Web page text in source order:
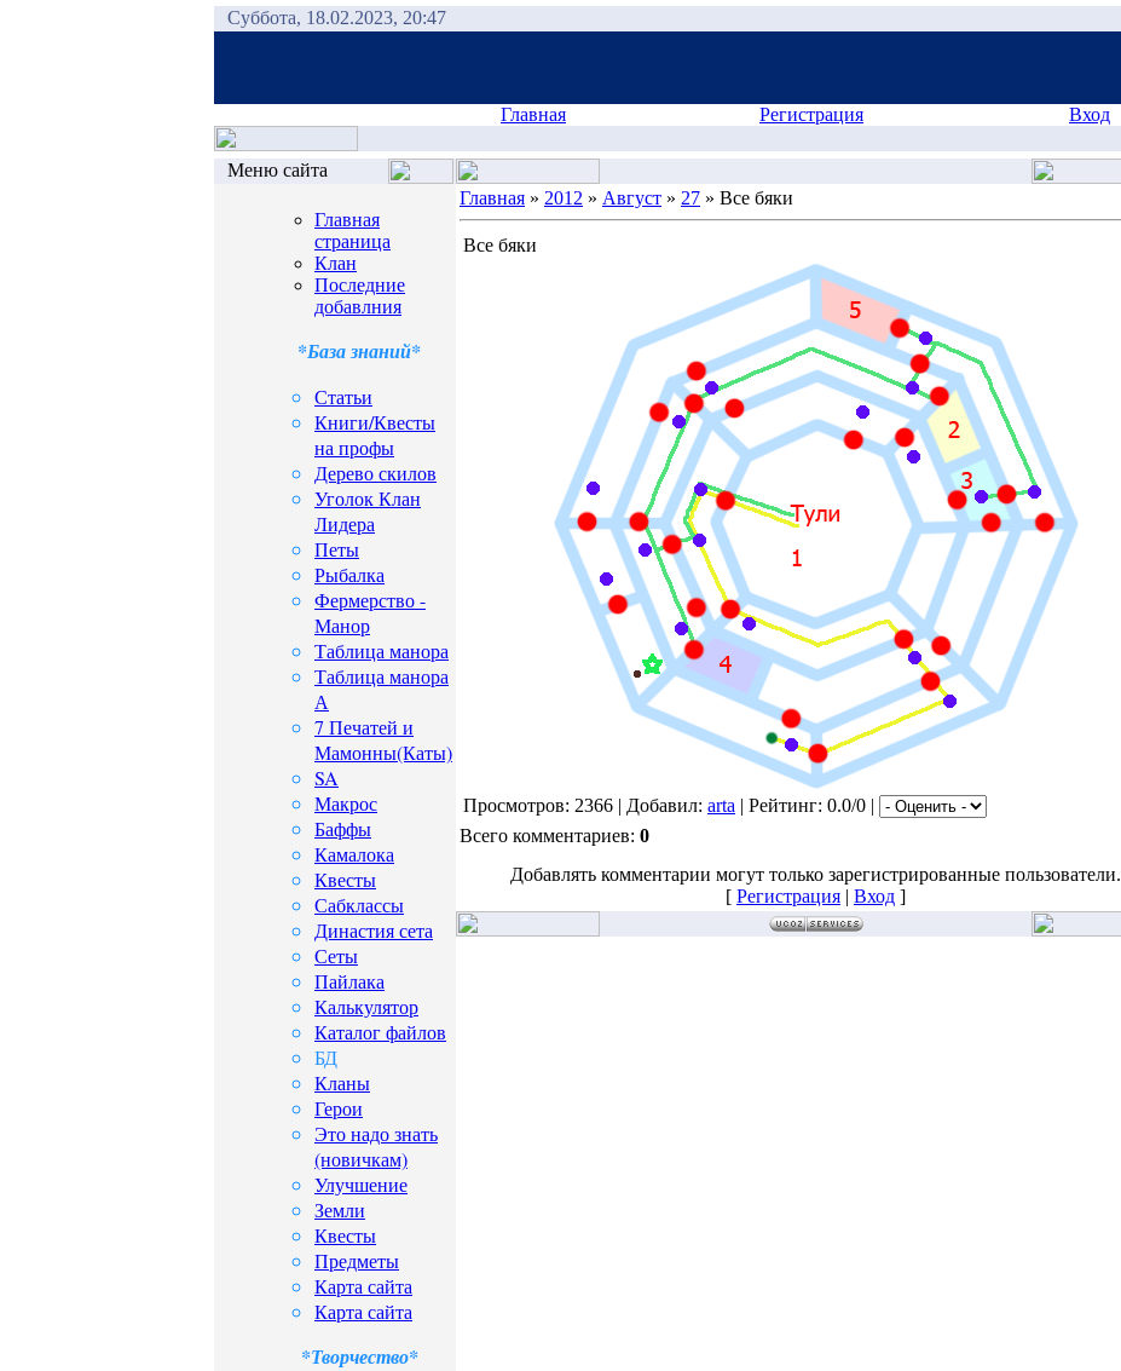
Суббота, 18.02.2023, 20:47
Главная Регистрация
Вход
Меню сайта
Главная
страница
Клан
Последние
добавлния
*База знаний*
Статьи
Книги/Квесты
на профы
Дерево скилов
Уголок Клан
Лидера
Петы
Рыбалка
Фермерство -
Манор
Таблица манора
Таблица манора
А
7 Печатей и
Мамонны(Каты)
SA
Макрос
Баффы
Камалока
Квесты
Сабклассы
Династия сета
Сеты
Пайлака
Калькулятор
Каталог файлов
БД
Кланы
Герои
Это надо знать
(новичкам)
Улучшение
Земли
Квесты
Предметы
Карта сайта
Карта сайта
*Творчество*
Главная » 2012 » Август » 27 » Все бяки
Все бяки
Просмотров: 2366 | Добавил: arta | Рейтинг: 0.0/0 |
Всего комментариев: 0
Добавлять комментарии могут только зарегистрированные пользователи.
[ Регистрация | Вход ]